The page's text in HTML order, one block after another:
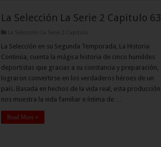
La Selección La Serie 2 Capitulo 63
La Selección La Serie 2 Capitulo
La Selección en su Segunda Temporada, La Historia
Continúa, cuenta la mágica historia de cinco humildes
deportistas que gracias a su constancia y preparación,
lograron convertirse en los verdaderos héroes de un
país. Basada en hechos de la vida real, esta producción
nos muestra la vida familiar e íntima de …
Read More »